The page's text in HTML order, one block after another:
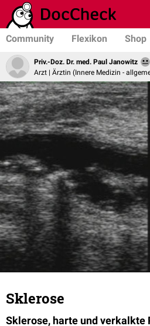
Community Flexikon Shop
Priv.-Doz. Dr. med. Paul Janowitz
Arzt | Ärztin (Innere Medizin -
Sklerose
Sklerose, harte und verkalkte